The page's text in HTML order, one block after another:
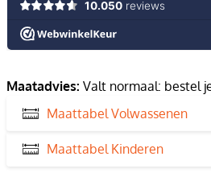
Maatadvies: Valt normaal: bestel
Maattabel Volwassenen
Maattabel Kinderen